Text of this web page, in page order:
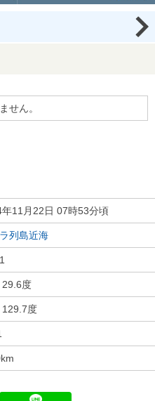
せん。
年11月22日 07時53分頃
列島近海
29.6度
129.7度